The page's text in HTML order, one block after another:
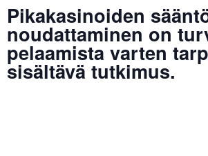
Pikakasinoiden
noudattaminen on
pelaamista varten
sisältävä tutkimus.